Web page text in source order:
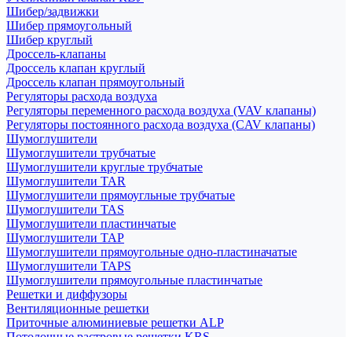
Шибер/задвижки
Шибер прямоугольный
Шибер круглый
Дроссель-клапаны
Дроссель клапан круглый
Дроссель клапан прямоугольный
Регуляторы расхода воздуха
Регуляторы переменного расхода воздуха (VAV клапаны)
Регуляторы постоянного расхода воздуха (CAV клапаны)
Шумоглушители
Шумоглушители трубчатые
Шумоглушители круглые трубчатые
Шумоглушители TAR
Шумоглушители прямоугльные трубчатые
Шумоглушители TAS
Шумоглушители пластинчатые
Шумоглушители TAP
Шумоглушители прямоугольные одно-пластиначатые
Шумоглушители TAPS
Шумоглушители прямоугольные пластинчатые
Решетки и диффузоры
Вентиляционные решетки
Приточные алюминиевые решетки ALP